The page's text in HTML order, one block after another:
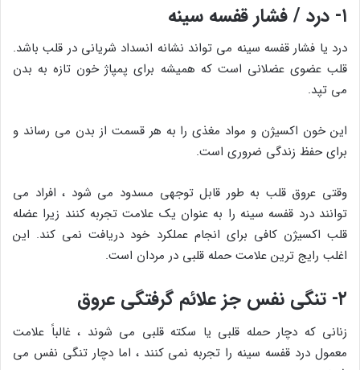
۱- درد / فشار قفسه سینه
درد یا فشار قفسه سینه می تواند نشانه انسداد شریانی در قلب باشد.
قلب عضوی عضلانی است که همیشه برای پمپاژ خون تازه به بدن
می تپد.
این خون اکسیژن و مواد مغذی را به هر قسمت از بدن می رساند و
برای حفظ زندگی ضروری است.
وقتی عروق قلب به طور قابل توجهی مسدود می شود ، افراد می
توانند درد قفسه سینه را به عنوان یک علامت تجربه کنند زیرا عضله
قلب اکسیژن کافی برای انجام عملکرد خود دریافت نمی کند. این
اغلب رایج ترین علامت حمله قلبی در مردان است.
۲- تنگی نفس جز علائم گرفتگی عروق
زنانی که دچار حمله قلبی یا سکته قلبی می شوند ، غالباً علامت
معمول درد قفسه سینه را تجربه نمی کنند ، اما دچار تنگی نفس می